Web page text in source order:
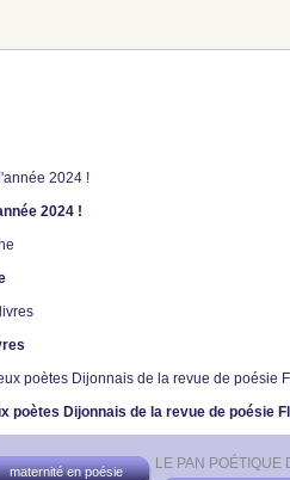
2024 !
poètes Dijonnais de la revue de poésie
LE PAN POÉTIQUE
maternité en poésie